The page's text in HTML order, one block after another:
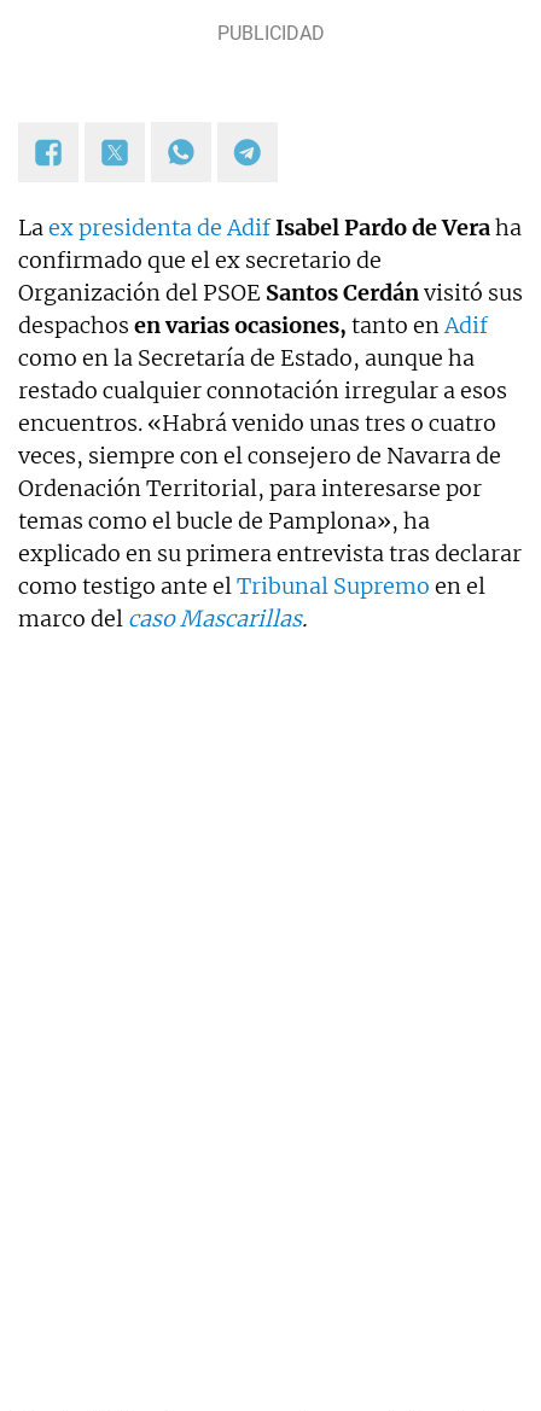
Laex presidenta de AdifIsabel Pardo de Veraha
confirmado que el ex secretario de
Organización del PSOE Santos Cerdánvisitó sus
despachos en varias ocasiones, tanto enAdif
como en la Secretaría de Estado, aunque ha
restado cualquier connotación irregular a esos
encuentros. «Habrá venido unas tres o cuatro
veces, siempre con el consejero de Navarra de
Ordenación Territorial, para interesarse por
temas como el bucle de Pamplona», ha
explicado en su primera entrevista tras declarar
como testigo ante elTribunal Supremo en el
marco del caso Mascarillas.